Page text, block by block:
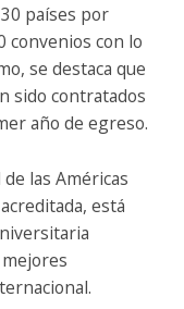
países por
convenios con lo
se destaca que
sido contratados
año de egreso.
las Américas
está